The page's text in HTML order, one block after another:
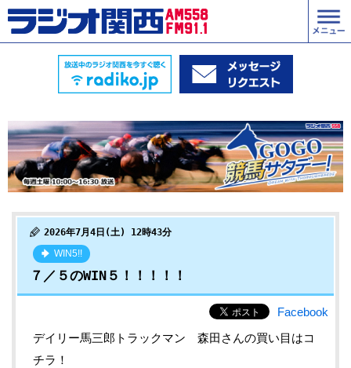
2026年7月4日(土) 12時43分
WIN5!!
７／５のWIN５！！！！！
Facebook
デイリー馬三郎トラックマン 森田 さんの買い目はコ
チラ！